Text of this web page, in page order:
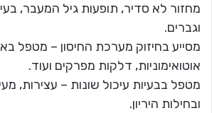
מחזור לא סדיר, תופעות גיל המעבר,
וגברים.
מסייע בחיזוק מערכת החיסון – מטפל
אוטואימוניות, דלקות מפרקים ועוד.
מטפל בבעיות עיכול שונות – עצירות,
ובחילות היריון.